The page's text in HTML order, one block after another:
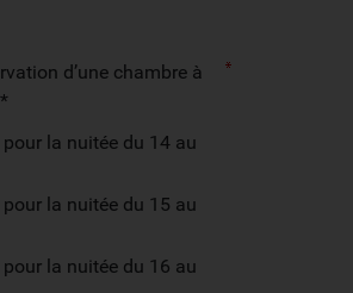
d’une chambre à
la nuitée du 14 au
la nuitée du 15 au
la nuitée du 16 au